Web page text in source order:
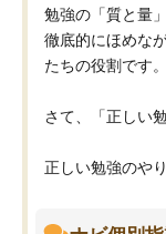
勉強の「質と量
徹底的にほめな
たちの役割です。
さて、「正しい
正しい勉強のやり